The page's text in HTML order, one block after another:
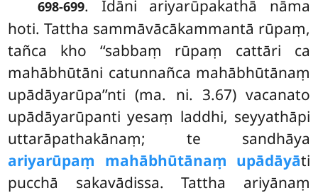
698-699. Idāni ariyarūpakathā nāma
hoti. Tattha sammāvācākammantā rūpaṃ,
tañca kho ‘‘sabbaṃ rūpaṃ cattāri ca
mahābhūtāni catunnañca mahābhūtānaṃ
upādāyarūpa’’nti (ma. ni. 3.67) vacanato
upādāyarūpanti yesaṃ laddhi, seyyathāpi
uttarāpathakānaṃ; te sandhāya
ariyarūpaṃ mahābhūtānaṃ upādāyāti
pucchā sakavādissa. Tattha ariyānaṃ